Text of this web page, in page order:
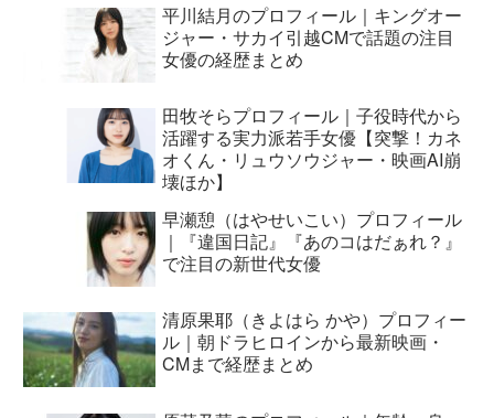
平川結月のプロフィール｜キングオー
ジャー・サカイ引越CMで話題の注目
女優の経歴まとめ
田牧そらプロフィール｜子役時代から
活躍する実力派若手女優【突撃！カネ
オくん・リュウソウジャー・映画AI崩
壊ほか】
早瀬憩（はやせいこい）プロフィール
｜『違国日記』『あのコはだぁれ？』
で注目の新世代女優
清原果耶（きよはら かや）プロフィー
ル｜朝ドラヒロインから最新映画・
CMまで経歴まとめ